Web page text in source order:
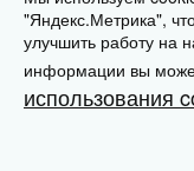
© 2012 - 2026
ИНН
перепечатывание
"Яндекс.Метрика",
улучшить работу на
информации вы
использования